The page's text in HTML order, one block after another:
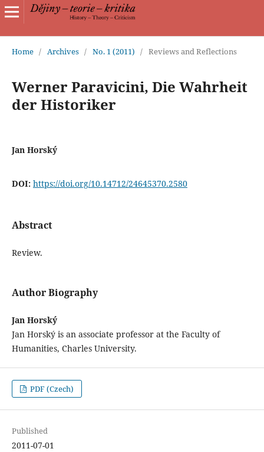
Home / Archives / No. 1 (2011) / Reviews and Reflections
Werner Paravicini, Die Wahrheit
der Historiker
Jan Horský
DOI: https://doi.org/10.14712/24645370.2580
Abstract
Review.
Author Biography
Jan Horský
Jan Horský is an associate professor at the Faculty of
Humanities, Charles University.
PDF (Czech)
Published
2011-07-01